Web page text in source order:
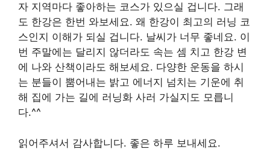
자 지역마다 좋아하는 코스가 있으실 겁니다. 그래
도 한강은 한번 와보세요. 왜 한강이 최고의 러닝 코
스인지 이해가 되실 겁니다. 날씨가 너무 좋네요. 이
번 주말에는 달리지 않더라도 속는 셈 치고 한강 변
에 나와 산책이라도 해보세요. 다양한 운동을 하시
는 분들이 뿜어내는 밝고 에너지 넘치는 기운에 취
해 집에 가는 길에 러닝화 사러 가실지도 모릅니
다.^^
읽어주셔서 감사합니다. 좋은 하루 보내세요.